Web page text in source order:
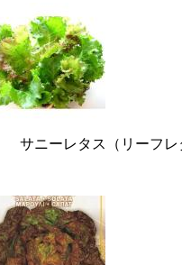
サニーレタス（リーフレ